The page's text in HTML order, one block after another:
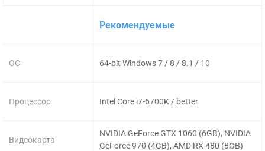
ОС
Процессор
Видеокарта
Рекомендуемые
64-bit Windows 7 / 8 / 8.1 / 10
Intel Core i7-6700K / better
NVIDIA GeForce GTX 1060 (6GB), NVIDIA
GeForce 970 (4GB), AMD RX 480 (8GB)